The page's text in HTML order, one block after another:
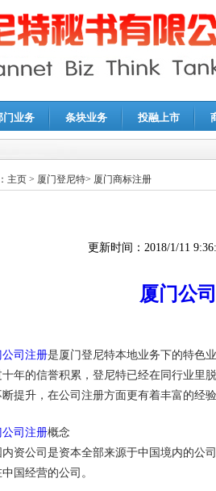
门业务 条块业务 投融上市
主页 > 厦门登尼特> 厦门商标注册
更新时间： 2018/1/11
厦门公
公司注册是厦门登尼特本地业务下的特色
十年的信誉积累，登尼特已经在同行业里
提升，在公司注册方面更有着丰富的经
公司注册概念
资公司是资本全部来源于中国境内的公
国经营的公司。